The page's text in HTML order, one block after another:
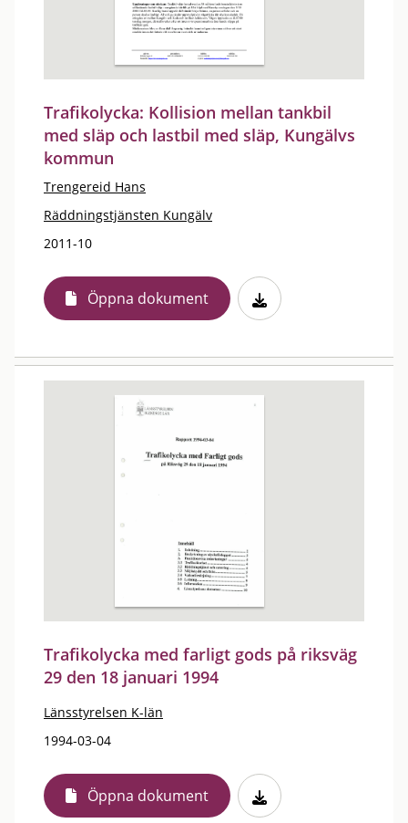
Trafikolycka: Kollision mellan tankbil
med släp och lastbil med släp, Kungälvs
kommun
Trengereid Hans
Räddningstjänsten Kungälv
2011-10
Öppna dokument
Trafikolycka med farligt gods på riksväg
29 den 18 januari 1994
Länsstyrelsen K-län
1994-03-04
Öppna dokument